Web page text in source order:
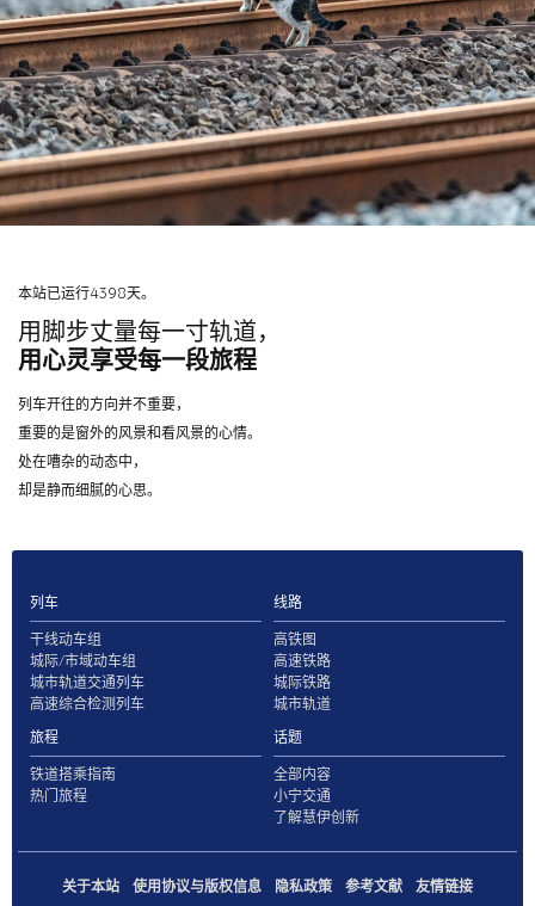
本站已运行4398天。
用脚步丈量每一寸轨道，
用心灵享受每一段旅程
列车开往的方向并不重要，
重要的是窗外的风景和看风景的心情。
处在嘈杂的动态中，
却是静而细腻的心思。
列车
干线动车组
城际/市域动车组
城市轨道交通列车
高速综合检测列车
线路
高铁图
高速铁路
城际铁路
城市轨道
旅程
铁道搭乘指南
热门旅程
话题
全部内容
小宁交通
了解慧伊创新
关于本站 使用协议与版权信息 隐私政策 参考文献 友情链接